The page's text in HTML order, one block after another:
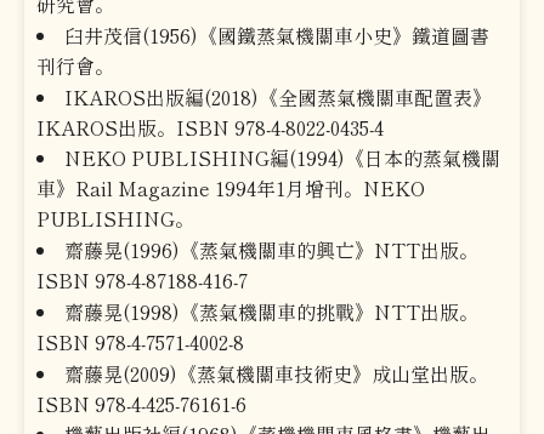
臼井茂信(1956)《國鐵蒸氣機關車小史》鐵道圖書
刊行會。
IKAROS出版編(2018)《全國蒸氣機關車配置表》
IKAROS出版。ISBN 978-4-8022-0435-4
NEKO PUBLISHING編(1994)《日本的蒸氣機關
車》Rail Magazine 1994年1月增刊。NEKO
PUBLISHING。
齋藤晃(1996)《蒸氣機關車的興亡》NTT出版。
ISBN 978-4-87188-416-7
齋藤晃(1998)《蒸氣機關車的挑戰》NTT出版。
ISBN 978-4-7571-4002-8
齋藤晃(2009)《蒸氣機關車技術史》成山堂出版。
ISBN 978-4-425-76161-6